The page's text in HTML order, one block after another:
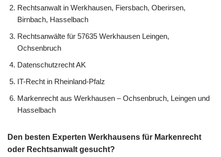
Rechtsanwalt in Werkhausen, Fiersbach, Oberirsen,
Birnbach, Hasselbach
Rechtsanwälte für 57635 Werkhausen Leingen,
Ochsenbruch
Datenschutzrecht AK
IT-Recht in Rheinland-Pfalz
Markenrecht aus Werkhausen – Ochsenbruch, Leingen und
Hasselbach
Den besten Experten Werkhausens für Markenrecht
oder Rechtsanwalt gesucht?